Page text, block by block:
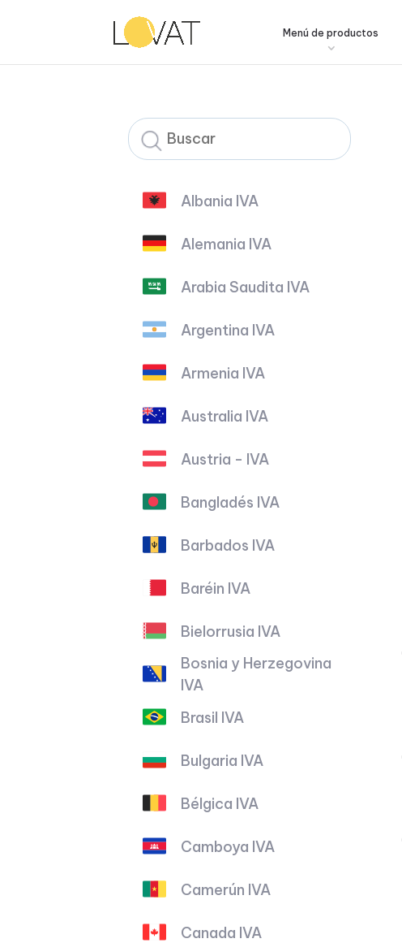
Menú de productos
Albania IVA
Alemania IVA
Arabia Saudita IVA
Argentina IVA
Armenia IVA
Australia IVA
Austria - IVA
Bangladés IVA
Barbados IVA
Baréin IVA
Bielorrusia IVA
Bosnia y Herzegovina
IVA
Brasil IVA
Bulgaria IVA
Bélgica IVA
Camboya IVA
Camerún IVA
Canada IVA